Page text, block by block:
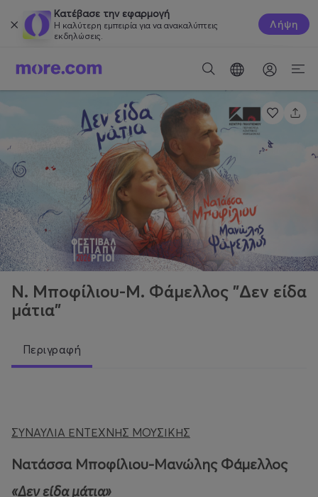
Κατέβασε την εφαρμογή
Η καλύτερη εμπειρία για να ανακαλύπτεις
εκδηλώσεις.
Λήψη
Ν. Μποφίλιου-Μ. Φάμελλος "Δεν είδα
μάτια"
Περιγραφή
ΣΥΝΑΥΛΙΑ ΕΝΤΕΧΝΗΣ ΜΟΥΣΙΚΗΣ
Νατάσσα Μποφίλιου-Μανώλης Φάμελλος
«Δεν είδα μάτια»